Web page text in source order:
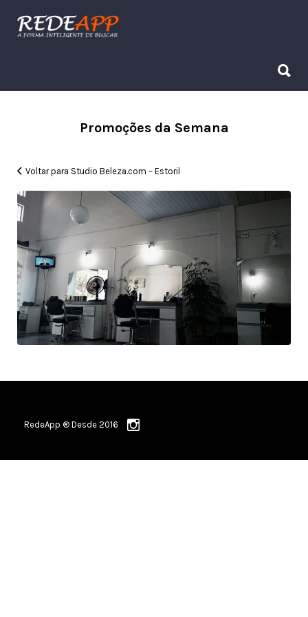
Procurar:
Promoções da Semana
Voltar para Studio Beleza.com – Estoril
RedeApp ® Desde 2016